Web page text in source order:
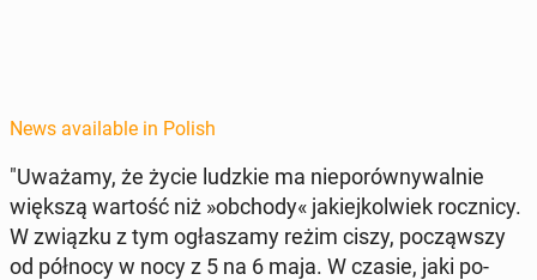
News available in Polish
"Uważamy, że życie ludzkie ma nieporówny­wal­nie
większą wartość niż »ob­chody« jakiejkol­wiek roczni­cy.
W związku z tym ogłasza­my reżim ciszy, począwszy
od północy w nocy z 5 na 6 maja. W czasie, jaki po­